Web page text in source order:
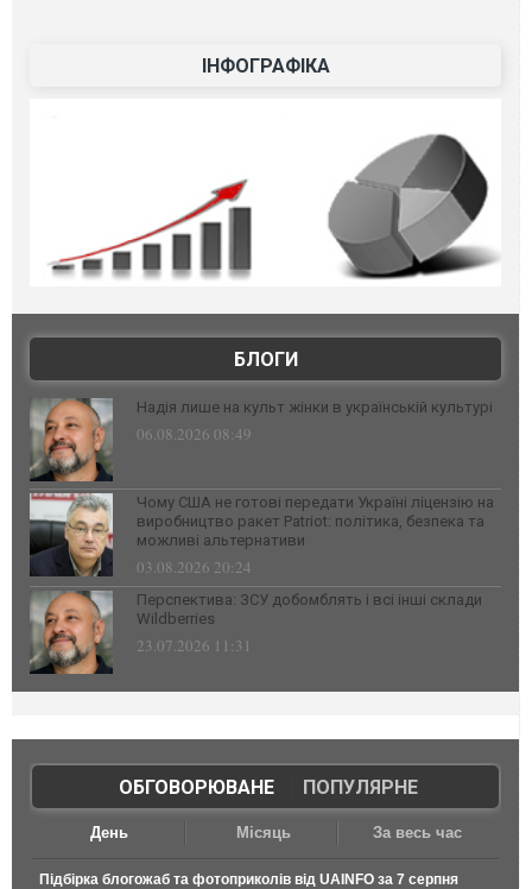
ІНФОГРАФІКА
БЛОГИ
Надія лише на культ жінки в українській культурі
06.08.2026 08:49
Чому США не готові передати Україні ліцензію на
виробництво ракет Patriot: політика, безпека та
можливі альтернативи
03.08.2026 20:24
Перспектива: ЗСУ добомблять і всі інші склади
Wildberries
23.07.2026 11:31
ОБГОВОРЮВАНЕ| ПОПУЛЯРНЕ
День Місяць За весь час
Підбірка блогожаб та фотоприколів від UAINFO за 7 серпня